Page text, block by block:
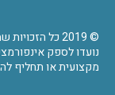
© 2019 כל
נועדו לספק
מקצועית או תחליף